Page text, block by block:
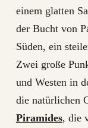
einem glatten
der Bucht von
Süden, ein
Zwei große
und Westen in
die natürlichen
Piramides, die